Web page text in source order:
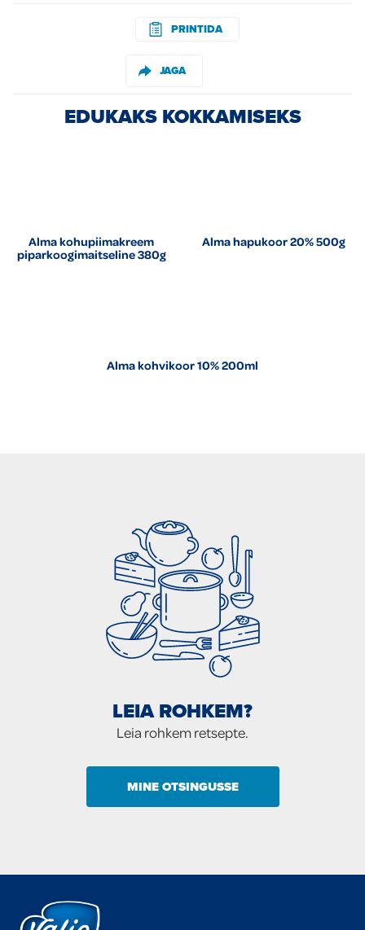
PRINTIDA
JAGA
EDUKAKS KOKKAMISEKS
Alma kohupiimakreem
piparkoogimaitseline 380g
Alma hapukoor 20% 500g
Alma kohvikoor 10% 200ml
LEIA ROHKEM?
Leia rohkem retsepte.
MINE OTSINGUSSE